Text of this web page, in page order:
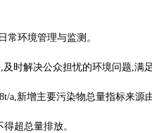
环境管理与监测。
时解决公众担忧的环境问题,满
a,新增主要污染物总量指标来源
超总量排放。